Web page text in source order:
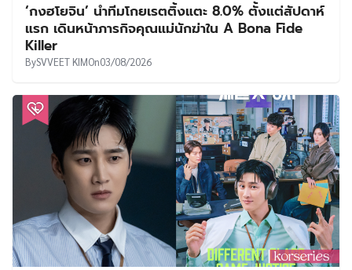
‘กงฮโยจิน’ นำทีมโกยเรตติ้งแตะ 8.0% ตั้งแต่สัปดาห์
แรก เดินหน้าภารกิจคุณแม่นักฆ่าใน A Bona Fide
Killer
BySVVEET KIMOn03/08/2026